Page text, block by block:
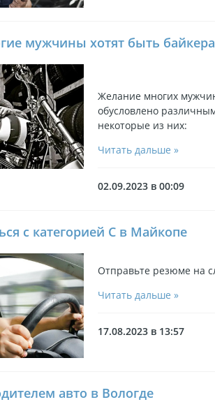
мужчины хотят быть
Желание многих
обусловлено
некоторые из них:
Читать дальше »
02.09.2023 в 00:09
с категорией С в Майкопе
Отправьте резюме на
Читать дальше »
17.08.2023 в 13:57
авто в Вологде